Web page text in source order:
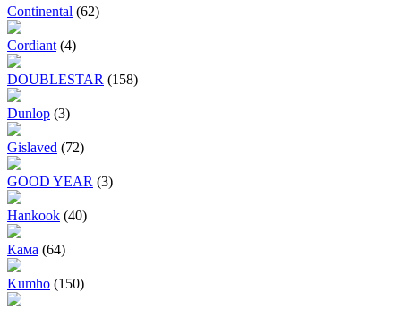
Continental (62)
Cordiant (4)
DOUBLESTAR (158)
Dunlop (3)
Gislaved (72)
GOOD YEAR (3)
Hankook (40)
Кама (64)
Kumho (150)